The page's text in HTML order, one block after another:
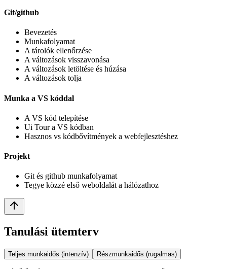
Git/github
Bevezetés
Munkafolyamat
A tárolók ellenőrzése
A változások visszavonása
A változások letöltése és húzása
A változások tolja
Munka a VS kóddal
A VS kód telepítése
Ui Tour a VS kódban
Hasznos vs kódbővítmények a webfejlesztéshez
Projekt
Git és github munkafolyamat
Tegye közzé első weboldalát a hálózathoz
Tanulási ütemterv
Teljes munkaidős (intenzív) Részmunkaidős (rugalmas)